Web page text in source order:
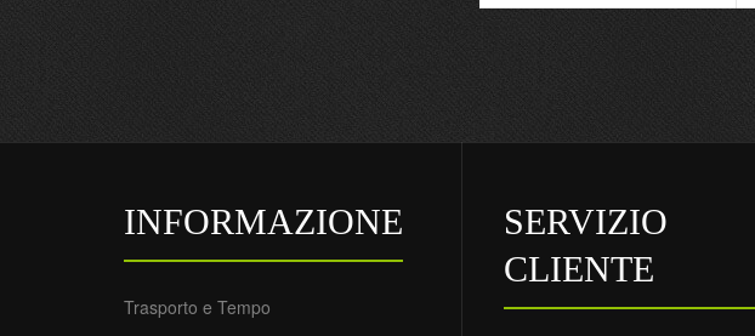
73,55€
INFORMAZIONE
Trasporto e Tempo
SERVIZIO
CLIENTE